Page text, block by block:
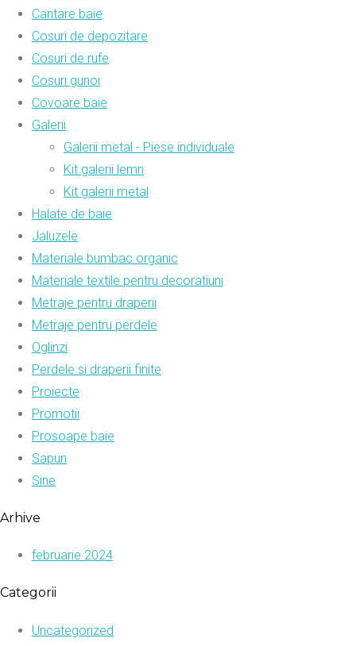
Cantare baie
Cosuri de depozitare
Cosuri de rufe
Cosuri gunoi
Covoare baie
Galerii
Galerii metal - Piese individuale
Kit galerii lemn
Kit galerii metal
Halate de baie
Jaluzele
Materiale bumbac organic
Materiale textile pentru decoratiuni
Metraje pentru draperii
Metraje pentru perdele
Oglinzi
Perdele si draperii finite
Proiecte
Promotii
Prosoape baie
Sapun
Sine
Arhive
februarie 2024
Categorii
Uncategorized